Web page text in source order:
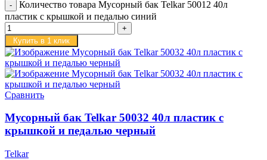
Количество товара Мусорный бак Telkar 50012 40л
пластик с крышкой и педалью синий
Купить в 1 клик
Сравнить
Мусорный бак Telkar 50032 40л пластик с
крышкой и педалью черный
Telkar